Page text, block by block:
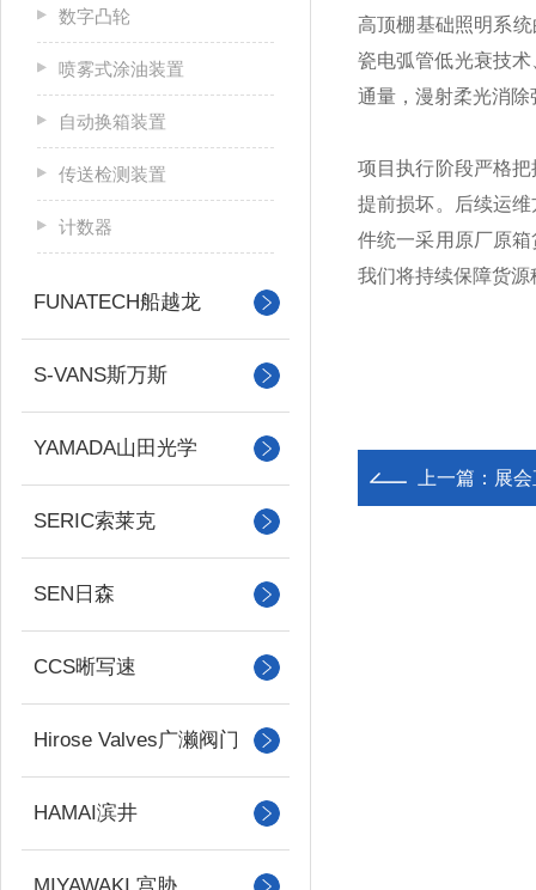
数字凸轮
喷雾式涂油装置
自动换箱装置
传送检测装置
计数器
FUNATECH船越龙
S-VANS斯万斯
YAMADA山田光学
SERIC索莱克
SEN日森
CCS晰写速
Hirose Valves广濑阀门
HAMAI滨井
高顶棚基础照明系
瓷电弧管低光衰技
通量，漫射柔光消
项目执行阶段严格
提前损坏。后续运
件统一采用原厂原
我们将持续保障货
上一篇： 展会